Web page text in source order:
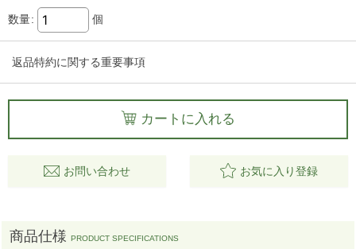
数量: 個
返品特約に関する重要事項
カートに入れる
お問い合わせ お気に入り登録
商品仕様